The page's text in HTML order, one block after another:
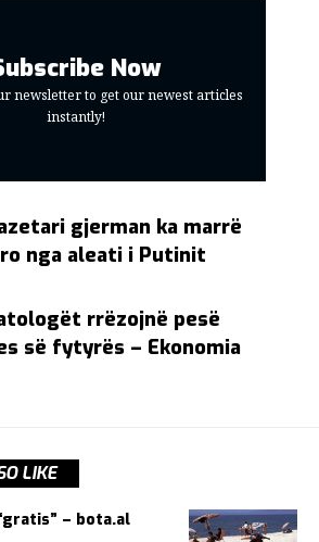
Now
newsletter to get our newest articles
instantly!
gjerman ka marrë
nga aleati i Putinit
rrëzojnë pesë
së fytyrës – Ekonomia
LIKE
– bota.al